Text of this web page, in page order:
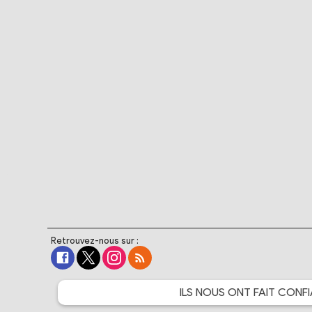
Retrouvez-nous sur :
ILS NOUS ONT FAIT